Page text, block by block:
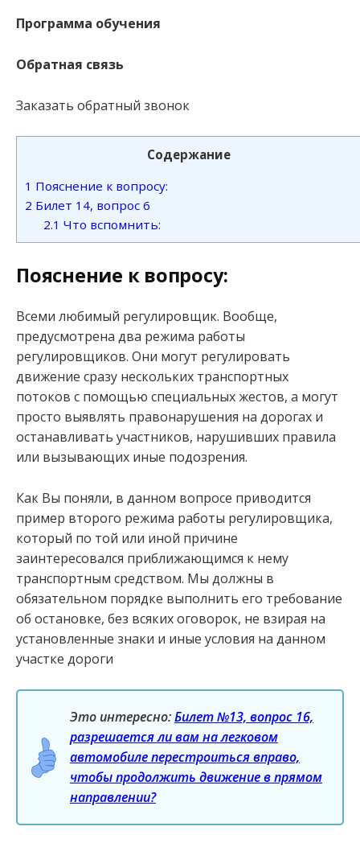
Программа обучения
Обратная связь
Заказать обратный звонок
Содержание
1 Пояснение к вопросу:
2 Билет 14, вопрос 6
2.1 Что вспомнить:
Пояснение к вопросу:
Всеми любимый регулировщик. Вообще,
предусмотрена два режима работы
регулировщиков. Они могут регулировать
движение сразу нескольких транспортных
потоков с помощью специальных жестов, а могут
просто выявлять правонарушения на дорогах и
останавливать участников, нарушивших правила
или вызывающих иные подозрения.
Как Вы поняли, в данном вопросе приводится
пример второго режима работы регулировщика,
который по той или иной причине
заинтересовался приближающимся к нему
транспортным средством. Мы должны в
обязательном порядке выполнить его требование
об остановке, без всяких оговорок, не взирая на
установленные знаки и иные условия на данном
участке дороги
Это интересно:Билет №13, вопрос 16,
разрешается ли вам на легковом
автомобиле перестроиться вправо,
чтобы продолжить движение в прямом
направлении?